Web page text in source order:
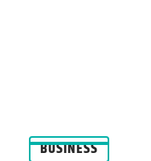
BUSINESS